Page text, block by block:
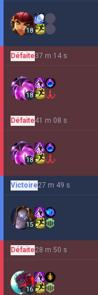
18
Défaite37 m 14 s
18
Défaite41 m 08 s
18
Victoire27 m 49 s
15
Défaite28 m 50 s
16